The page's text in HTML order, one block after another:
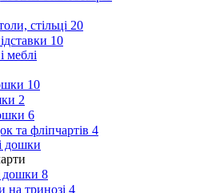
стільці 20
10
меблі
10
2
6
та фліпчартів 4
дошки
дошки 8
на тринозі 4